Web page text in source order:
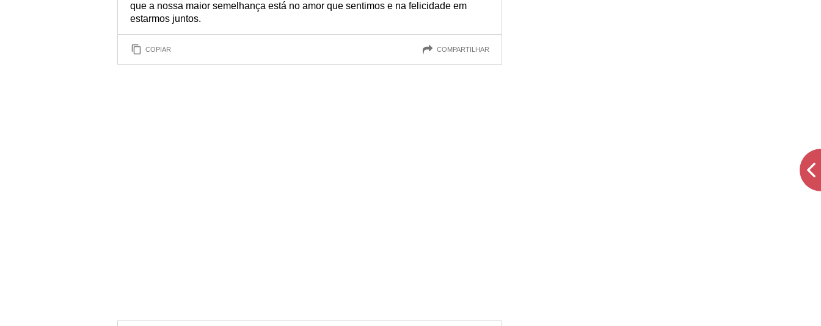
que a nossa maior semelhança está no amor que sentimos e na felicidade em
estarmos juntos.
COPIAR COMPARTILHAR